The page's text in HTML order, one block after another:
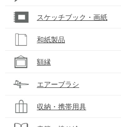
スケッチブック・画紙
和紙製品
額縁
エアーブラシ
収納・携帯用具